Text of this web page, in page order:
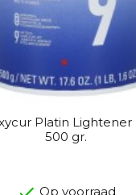
Platin Lightener
500 gr.
Op voorraad